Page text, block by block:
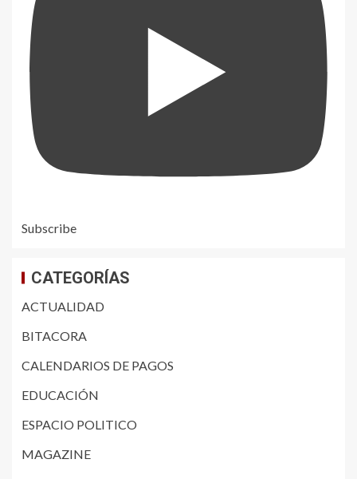
Subscribe
CATEGORÍAS
ACTUALIDAD
BITACORA
CALENDARIOS DE PAGOS
EDUCACIÓN
ESPACIO POLITICO
MAGAZINE